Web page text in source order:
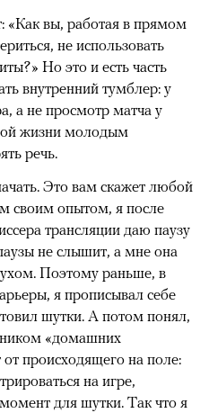
вы, работая в прямом
не использовать
Но это и есть часть
внутренний тумблер: у
а не просмотр матча у
жизни молодым
речь.
Это вам скажет любой
своим опытом, я после
трансляции даю паузу
не слышит, а мне она
Поэтому раньше, в
я прописывал себе
шутки. А потом понял,
«домашних
происходящего на поле:
на игре,
для шутки. Так что я